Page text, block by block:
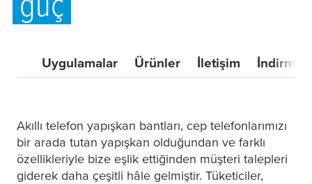
Uygulamalar Ürünler İletişim
Akıllı telefon yapışkan bantları, cep telefonlarımızı
bir arada tutan yapışkan olduğundan ve farklı
özellikleriyle bize eşlik ettiğinden müşteri talepleri
giderek daha çeşitli hâle gelmiştir. Tüketiciler,